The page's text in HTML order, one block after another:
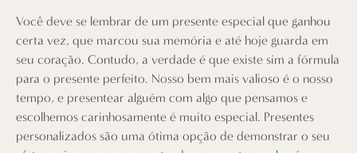
Você deve se lembrar de um presente especial que ganhou
certa vez, que marcou sua memória e até hoje guarda em
seu coração. Contudo, a verdade é que existe sim a fórmula
para o presente perfeito. Nosso bem mais valioso é o nosso
tempo, e presentear alguém com algo que pensamos e
escolhemos carinhosamente é muito especial. Presentes
personalizados são uma ótima opção de demonstrar o seu